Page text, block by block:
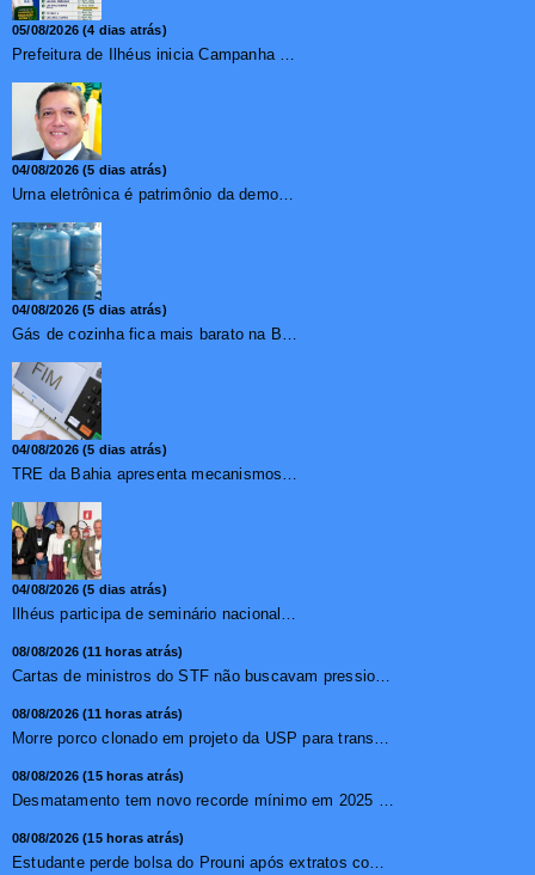
05/08/2026 (4 dias atrás)
Prefeitura de Ilhéus inicia Campanha de Multivacinação 2026
04/08/2026 (5 dias atrás)
Urna eletrônica é patrimônio da democracia, diz presidente do TSE
04/08/2026 (5 dias atrás)
Gás de cozinha fica mais barato na Bahia após redução de 7,1%
04/08/2026 (5 dias atrás)
TRE da Bahia apresenta mecanismos de segurança das urnas e nova ordem de votação para eleições
04/08/2026 (5 dias atrás)
Ilhéus participa de seminário nacional sobre turismo sustentável e captação de investimentos
08/08/2026 (11 horas atrás)
Cartas de ministros do STF não buscavam pressionar, diz pr...
08/08/2026 (11 horas atrás)
Morre porco clonado em projeto da USP para transplante de �...
08/08/2026 (15 horas atrás)
Desmatamento tem novo recorde mínimo em 2025 na mata atlâ...
08/08/2026 (15 horas atrás)
Estudante perde bolsa do Prouni após extratos com apostas ...